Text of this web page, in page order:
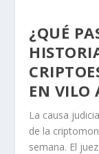
¿QUÉ
EN VILO
La causa
de la
semana. El